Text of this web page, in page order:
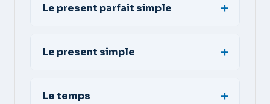
Le present parfait simple
Le present simple
Le temps